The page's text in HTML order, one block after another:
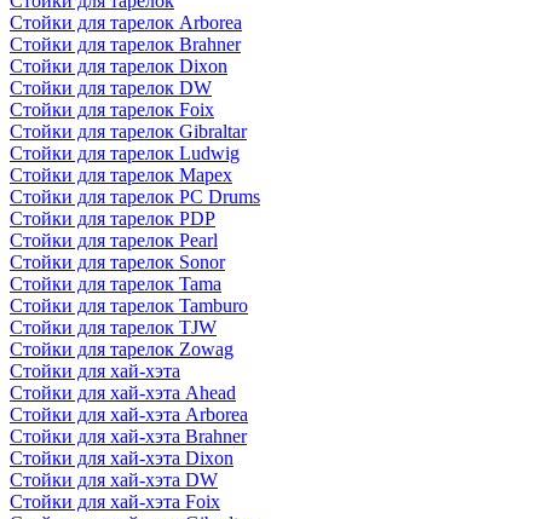
Стойки для тарелок Arborea
Стойки для тарелок Brahner
Стойки для тарелок Dixon
Стойки для тарелок DW
Стойки для тарелок Foix
Стойки для тарелок Gibraltar
Стойки для тарелок Ludwig
Стойки для тарелок Mapex
Стойки для тарелок PC Drums
Стойки для тарелок PDP
Стойки для тарелок Pearl
Стойки для тарелок Sonor
Стойки для тарелок Tama
Стойки для тарелок Tamburo
Стойки для тарелок TJW
Стойки для тарелок Zowag
Стойки для хай-хэта
Стойки для хай-хэта Ahead
Стойки для хай-хэта Arborea
Стойки для хай-хэта Brahner
Стойки для хай-хэта Dixon
Стойки для хай-хэта DW
Стойки для хай-хэта Foix